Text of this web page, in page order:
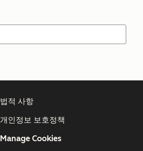
법적 사항
개인정보 보호정책
Manage Cookies